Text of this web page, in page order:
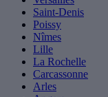
Saint-Denis
Poissy
Nîmes
Lille
La Rochelle
Carcassonne
Arles